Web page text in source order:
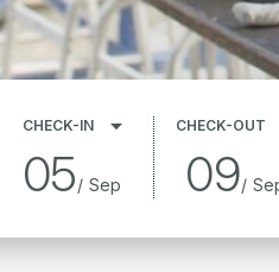
CHECK-IN
05/ Sep
CHECK-OUT
09/